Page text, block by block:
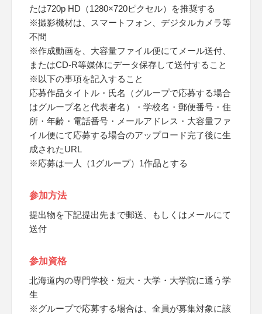
たは720p HD（1280×720ピクセル）を推奨する
※撮影機材は、スマートフォン、デジタルカメラ等
不問
※作成動画を、大容量ファイル便にてメール送付、
またはCD-R等媒体にデータ保存して送付すること
※以下の事項を記入すること
応募作品タイトル・氏名（グループで応募する場合
はグループ名と代表者名）・学校名・郵便番号・住
所・年齢・電話番号・メールアドレス・大容量ファ
イル便にて応募する場合のアップロード完了後に生
成されたURL
※応募は一人（1グループ）1作品とする
参加方法
提出物を下記提出先まで郵送、もしくはメールにて
送付
参加資格
北海道内の専門学校・短大・大学・大学院に通う学
生
※グループで応募する場合は、全員が募集対象に該